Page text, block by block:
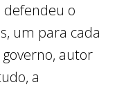
defendeu o
um para cada
autor
a